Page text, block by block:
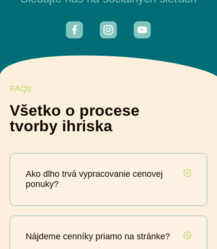
FAQs
Všetko o procese
tvorby ihriska
Ako dlho trvá vypracovanie cenovej
ponuky?
Nájdeme cenníky priamo na stránke?